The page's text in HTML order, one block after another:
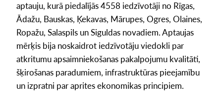
aptauju, kurā piedalījās 4558 iedzīvotāji no Rīgas,
Ādažu, Bauskas, Ķekavas, Mārupes, Ogres, Olaines,
Ropažu, Salaspils un Siguldas novadiem. Aptaujas
mērķis bija noskaidrot iedzīvotāju viedokli par
atkritumu apsaimniekošanas pakalpojumu kvalitāti,
šķirošanas paradumiem, infrastruktūras pieejamību
un izpratni par aprites ekonomikas principiem.